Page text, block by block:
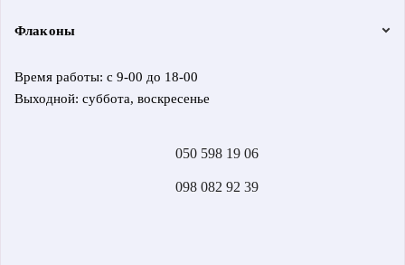
Флаконы
Время работы: с 9-00 до 18-00
Выходной: суббота, воскресенье
050 598 19 06
098 082 92 39